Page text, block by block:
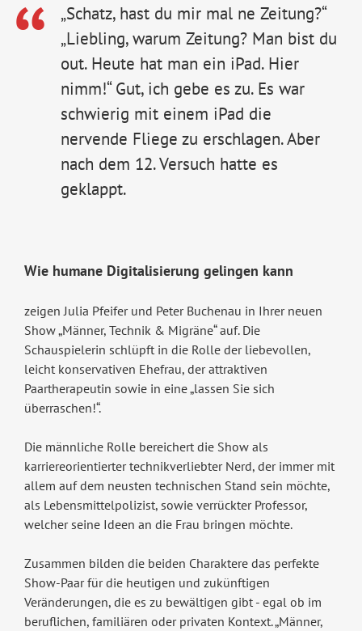
„Schatz, hast du mir mal ne Zeitung?“
„Liebling, warum Zeitung? Man bist du
out. Heute hat man ein iPad. Hier
nimm!“ Gut, ich gebe es zu. Es war
schwierig mit einem iPad die
nervende Fliege zu erschlagen. Aber
nach dem 12. Versuch hatte es
geklappt.
Wie humane Digitalisierung gelingen kann
zeigen Julia Pfeifer und Peter Buchenau in Ihrer neuen
Show „Männer, Technik & Migräne“ auf. Die
Schauspielerin schlüpft in die Rolle der liebevollen,
leicht konservativen Ehefrau, der attraktiven
Paartherapeutin sowie in eine „lassen Sie sich
überraschen!“.
Die männliche Rolle bereichert die Show als
karriereorientierter technikverliebter Nerd, der immer mit
allem auf dem neusten technischen Stand sein möchte,
als Lebensmittelpolizist, sowie verrückter Professor,
welcher seine Ideen an die Frau bringen möchte.
Zusammen bilden die beiden Charaktere das perfekte
Show-Paar für die heutigen und zukünftigen
Veränderungen, die es zu bewältigen gibt - egal ob im
beruflichen, familiären oder privaten Kontext. „Männer,